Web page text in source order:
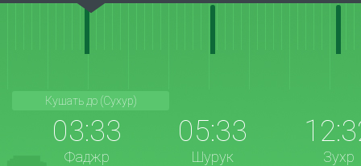
Кушать до (Сухур)
03:33
Фаджр
05:33
Шурук Зухр